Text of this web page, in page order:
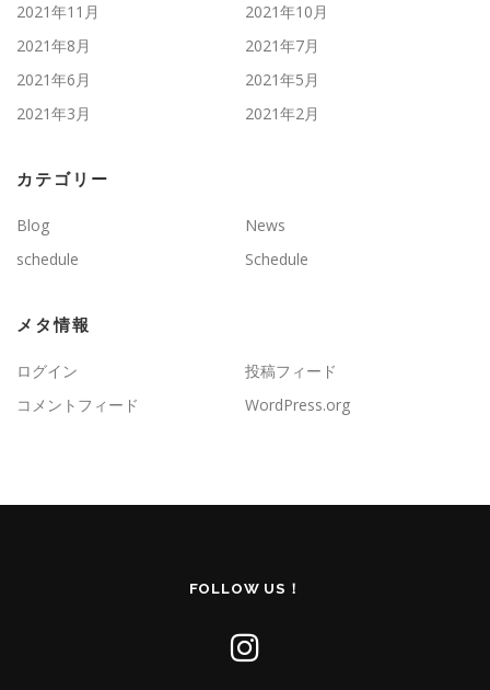
2021年11月
2021年10月
2021年8月
2021年7月
2021年6月
2021年5月
2021年3月
2021年2月
カテゴリー
Blog
News
schedule
Schedule
メタ情報
ログイン
投稿フィード
コメントフィード
WordPress.org
FOLLOW US！